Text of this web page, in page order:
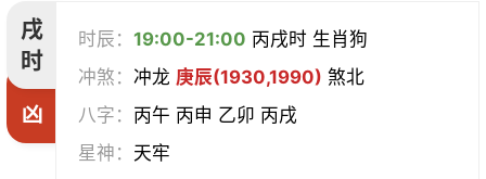
戌
时
凶
时辰：19:00-21:00 丙戌时 生肖狗
冲煞：冲龙 庚辰(1930,1990) 煞北
八字： 丙午 丙申 乙卯 丙戌
星神： 天牢